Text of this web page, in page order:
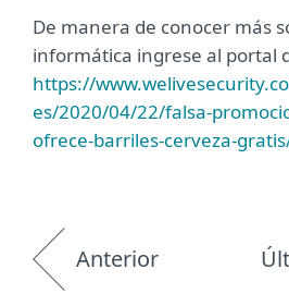
De manera de conocer más
informática ingrese al portal
https://
es/2020/04/22/falsa-
ofrece-barriles-cerveza-
Anterior